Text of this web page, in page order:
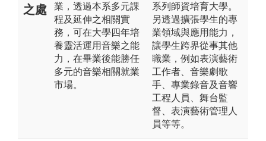
之處
業，透過本系多元課
程及延伸之相關實
務，可在大學四年培
養靈活運用音樂之能
力，在畢業後能勝任
多元的音樂相關就業
市場。
系列師資培育大學。
另透過擴張學生的專
業領域與應用能力，
讓學生跨界從事其他
職業，例如表演藝術
工作者、音樂劇歌
手、專業錄音及音響
工程人員、舞台監
督、表演藝術管理人
員等等。